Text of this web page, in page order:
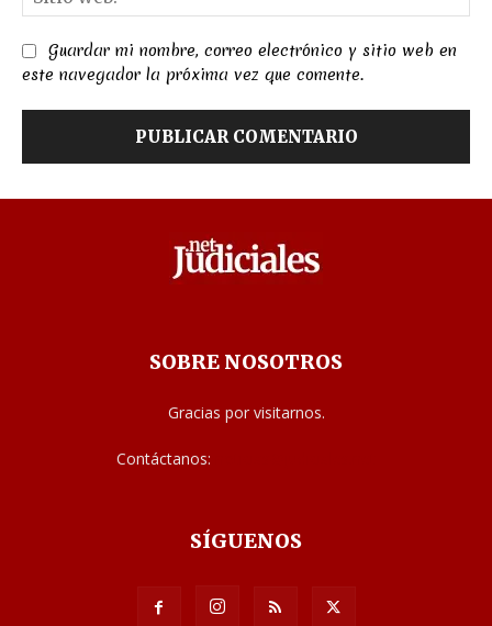
Guardar mi nombre, correo electrónico y sitio web en
este navegador la próxima vez que comente.
SOBRE NOSOTROS
Gracias por visitarnos.
Contáctanos:
SÍGUENOS